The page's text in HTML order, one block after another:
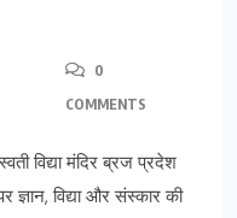
0
COMMENTS
विद्या मंदिर ब्रज प्रदेश
विद्या और संस्कार की